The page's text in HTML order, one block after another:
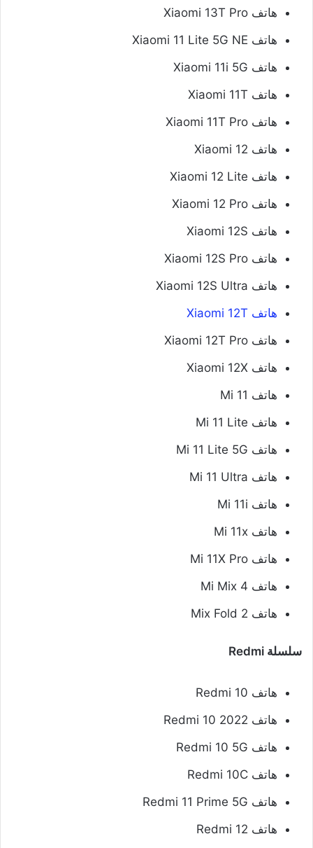
هاتف Xiaomi 13T Pro
هاتف Xiaomi 11 Lite 5G NE
هاتف Xiaomi 11i 5G
هاتف Xiaomi 11T
هاتف Xiaomi 11T Pro
هاتف Xiaomi 12
هاتف Xiaomi 12 Lite
هاتف Xiaomi 12 Pro
هاتف Xiaomi 12S
هاتف Xiaomi 12S Pro
هاتف Xiaomi 12S Ultra
هاتف Xiaomi 12T
هاتف Xiaomi 12T Pro
هاتف Xiaomi 12X
هاتف Mi 11
هاتف Mi 11 Lite
هاتف Mi 11 Lite 5G
هاتف Mi 11 Ultra
هاتف Mi 11i
هاتف Mi 11x
هاتف Mi 11X Pro
هاتف Mi Mix 4
هاتف Mix Fold 2
سلسلة Redmi
هاتف Redmi 10
هاتف Redmi 10 2022
هاتف Redmi 10 5G
هاتف Redmi 10C
هاتف Redmi 11 Prime 5G
هاتف Redmi 12